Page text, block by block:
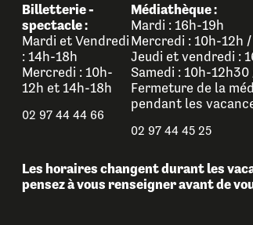
Billetterie -
spectacle :
Mardi et Vendredi
: 14h-18h
Mercredi : 10h-
12h et 14h-18h
02 97 44 44 66
Médiathèque :
Mardi : 16h-19h
Mercredi : 10h-12h
Jeudi et vendredi :
Samedi : 10h-12h30
Fermeture de la
pendant les
02 97 44 45 25
Les horaires changent durant les
pensez à vous renseigner avant de